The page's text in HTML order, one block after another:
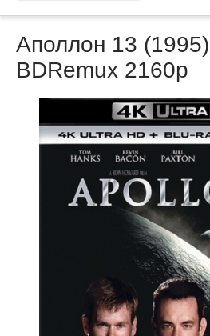
Аполлон 13
BDRemux 2160p